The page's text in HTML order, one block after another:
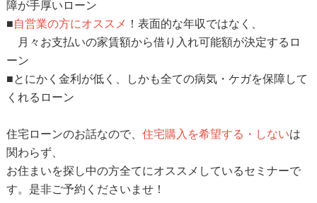
障が手厚いローン
■自営業の方にオススメ ！表面的な年収ではなく、
月々お支払いの家賃額から借り入れ可能額が決定するロ
ーン
■とにかく金利が低く、しかも全ての病気・ケガを保障して
くれるローン
住宅ローンのお話なので、 住宅購入を希望する・しないは
関わらず、
お住まいを探し中の方全てにオススメしているセミナーで
す。是非ご予約くださいませ！